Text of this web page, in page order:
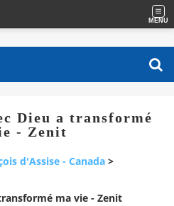
MENU
Dieu a transformé
- Zenit
d'Assise - Canada >
ma vie - Zenit